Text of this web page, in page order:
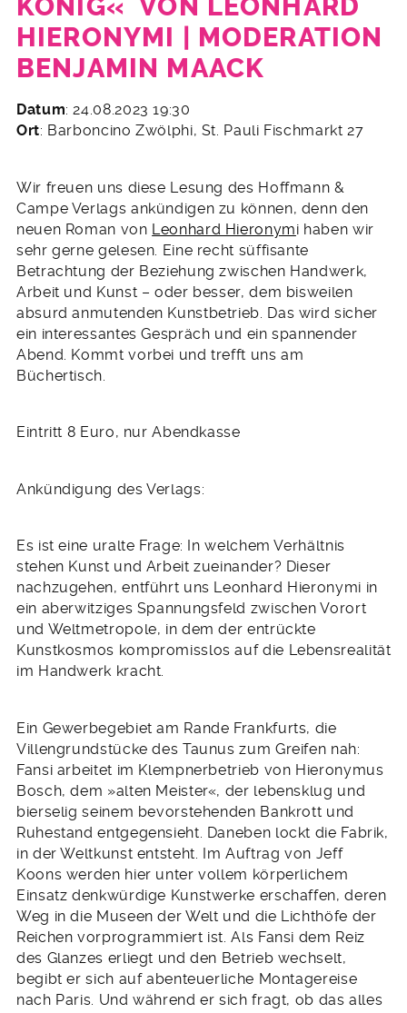
KÖNIG« VON LEONHARD
HIERONYMI | MODERATION
BENJAMIN MAACK
25.
Juli
Datum: 24.08.2023 19:30
Ort: Barboncino Zwölphi, St. Pauli Fischmarkt 27
Wir freuen uns diese Lesung des Hoffmann &
Campe Verlags ankündigen zu können, denn den
neuen Roman von Leonhard Hieronymi haben wir
sehr gerne gelesen. Eine recht süffisante
Betrachtung der Beziehung zwischen Handwerk,
Arbeit und Kunst – oder besser, dem bisweilen
absurd anmutenden Kunstbetrieb. Das wird sicher
ein interessantes Gespräch und ein spannender
Abend. Kommt vorbei und trefft uns am
Büchertisch.
Eintritt 8 Euro, nur Abendkasse
Ankündigung des Verlags:
Es ist eine uralte Frage: In welchem Verhältnis
stehen Kunst und Arbeit zueinander? Dieser
nachzugehen, entführt uns Leonhard Hieronymi in
ein aberwitziges Spannungsfeld zwischen Vorort
und Weltmetropole, in dem der entrückte
Kunstkosmos kompromisslos auf die Lebensrealität
im Handwerk kracht.
Ein Gewerbegebiet am Rande Frankfurts, die
Villengrundstücke des Taunus zum Greifen nah:
Fansi arbeitet im Klempnerbetrieb von Hieronymus
Bosch, dem »alten Meister«, der lebensklug und
bierselig seinem bevorstehenden Bankrott und
Ruhestand entgegensieht. Daneben lockt die Fabrik,
in der Weltkunst entsteht. Im Auftrag von Jeff
Koons werden hier unter vollem körperlichem
Einsatz denkwürdige Kunstwerke erschaffen, deren
Weg in die Museen der Welt und die Lichthöfe der
Reichen vorprogrammiert ist. Als Fansi dem Reiz
des Glanzes erliegt und den Betrieb wechselt,
begibt er sich auf abenteuerliche Montagereise
nach Paris. Und während er sich fragt, ob das alles